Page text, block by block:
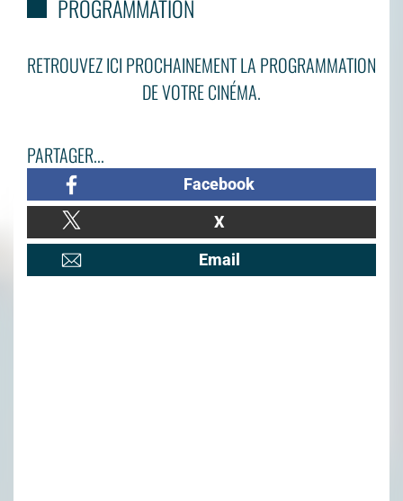
PROGRAMMATION
RETROUVEZ ICI PROCHAINEMENT LA PROGRAMMATION
DE VOTRE CINÉMA.
PARTAGER...
Facebook
X
Email